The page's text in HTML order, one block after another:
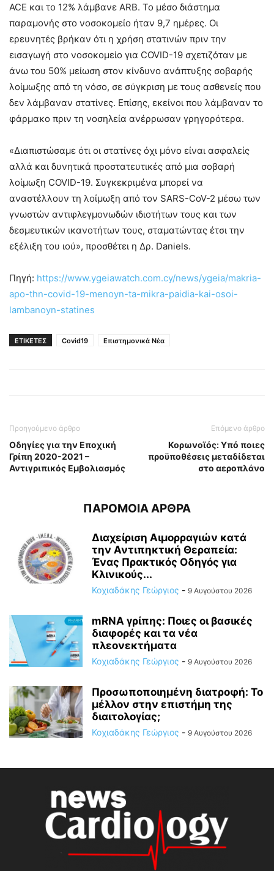
ACE και το 12% λάμβανε ARB. Το μέσο διάστημα
παραμονής στο νοσοκομείο ήταν 9,7 ημέρες. Οι
ερευνητές βρήκαν ότι η χρήση στατινών πριν την
εισαγωγή στο νοσοκομείο για COVID-19 σχετιζόταν με
άνω του 50% μείωση στον κίνδυνο ανάπτυξης σοβαρής
λοίμωξης από τη νόσο, σε σύγκριση με τους ασθενείς που
δεν λάμβαναν στατίνες. Επίσης, εκείνοι που λάμβαναν το
φάρμακο πριν τη νοσηλεία ανέρρωσαν γρηγορότερα.
«Διαπιστώσαμε ότι οι στατίνες όχι μόνο είναι ασφαλείς
αλλά και δυνητικά προστατευτικές από μια σοβαρή
λοίμωξη COVID-19. Συγκεκριμένα μπορεί να
αναστέλλουν τη λοίμωξη από τον SARS-CoV-2 μέσω των
γνωστών αντιφλεγμονωδών ιδιοτήτων τους και των
δεσμευτικών ικανοτήτων τους, σταματώντας έτσι την
εξέλιξη του ιού», προσθέτει η Δρ. Daniels.
Πηγή: https://www.ygeiawatch.com.cy/news/ygeia/makria-
apo-thn-covid-19-menoyn-ta-mikra-paidia-kai-osoi-
lambanoyn-statines
ΕΤΙΚΕΤΕΣ Covid19 Επιστημονικά Νέα
Προηγούμενο άρθρο
Οδηγίες για την Εποχική
Γρίπη 2020-2021 –
Αντιγριπικός Εμβολιασμός
Επόμενο άρθρο
Κορωνοϊός: Υπό ποιες
προϋποθέσεις μεταδίδεται
στο αεροπλάνο
ΠΑΡΟΜΟΙΑ ΑΡΘΡΑ
Διαχείριση Αιμορραγιών κατά
την Αντιπηκτική Θεραπεία:
Ένας Πρακτικός Οδηγός για
Κλινικούς...
Κοχιαδάκης Γεώργιος - 9 Αυγούστου 2026
mRNA γρίπης: Ποιες οι βασικές
διαφορές και τα νέα
πλεονεκτήματα
Κοχιαδάκης Γεώργιος - 9 Αυγούστου 2026
Προσωποποιημένη διατροφή: Το
μέλλον στην επιστήμη της
διαιτολογίας;
Κοχιαδάκης Γεώργιος - 9 Αυγούστου 2026